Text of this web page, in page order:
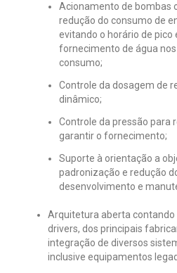
Acionamento de bombas
redução do consumo de
evitando o horário de pico
fornecimento de água
consumo;
Controle da dosagem de
dinâmico;
Controle da pressão para
garantir o fornecimento;
Suporte à orientação a
padronização e redução
desenvolvimento e
Arquitetura aberta contando
drivers, dos principais
integração de diversos
inclusive equipamentos